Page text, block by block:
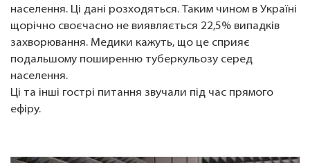
населення. Ці дані розходяться. Таким чином в Україні
щорічно своєчасно не виявляється 22,5% випадків
захворювання. Медики кажуть, що це сприяє
подальшому поширенню туберкульозу серед
населення.
Ці та інші гострі питання звучали під час прямого
ефіру.